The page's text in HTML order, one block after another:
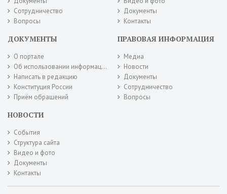
Сотрудничество
Вопросы
Документы
Контакты
ДОКУМЕНТЫ
О портале
Об использовании информации сайта
Написать в редакцию
Конституция России
Приём обращений
ПРАВОВАЯ ИНФОРМАЦИЯ
Медиа
Новости
Документы
Сотрудничество
Вопросы
НОВОСТИ
События
Структура сайта
Видео и фото
Документы
Контакты